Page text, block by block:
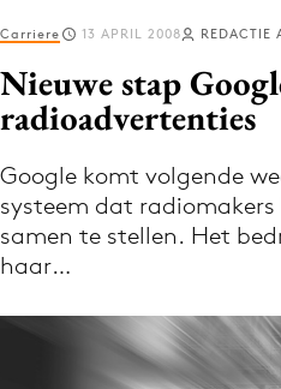
Log in
Volg het laatste
Carriere 13 APRIL 2008 REDACTIE
Nieuwe stap
radioadvertenties
Google komt volgende
systeem dat
samen te stellen. Het
haar…